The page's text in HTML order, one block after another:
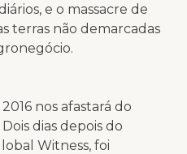
e o massacre de
terras não demarcadas
nos afastará do
dias depois do
Witness, foi